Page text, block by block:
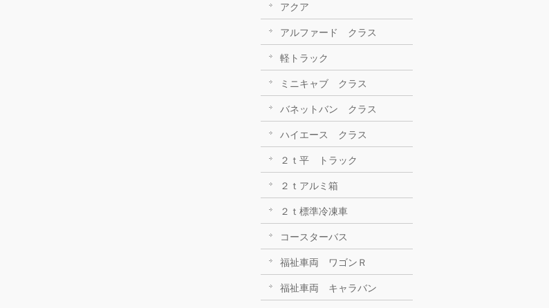
アクア
アルファード クラス
軽トラック
ミニキャブ クラス
バネットバン クラス
ハイエース クラス
２ｔ平 トラック
２ｔアルミ箱
２ｔ標準冷凍車
コースターバス
福祉車両 ワゴンＲ
福祉車両 キャラバン